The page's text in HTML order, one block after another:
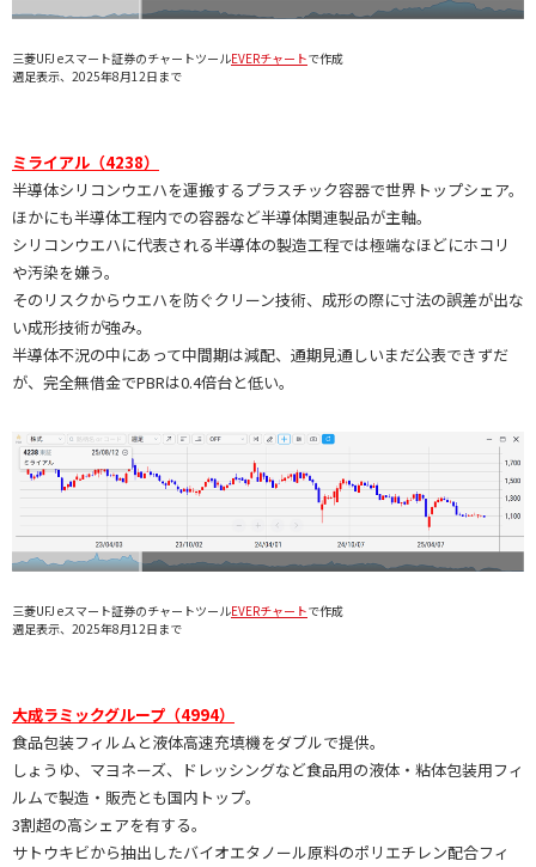
三菱UFJ eスマート証券のチャートツールEVERチャートで作成
週足表示、2025年8月12日まで
ミライアル（4238）
半導体シリコンウエハを運搬するプラスチック容器で世界トップシェア。
ほかにも半導体工程内での容器など半導体関連製品が主軸。
シリコンウエハに代表される半導体の製造工程では極端なほどにホコリ
や汚染を嫌う。
そのリスクからウエハを防ぐクリーン技術、成形の際に寸法の誤差が出な
い成形技術が強み。
半導体不況の中にあって中間期は減配、通期見通しいまだ公表できずだ
が、完全無借金でPBRは0.4倍台と低い。
三菱UFJ eスマート証券のチャートツールEVERチャートで作成
週足表示、2025年8月12日まで
大成ラミックグループ（4994）
食品包装フィルムと液体高速充填機をダブルで提供。
しょうゆ、マヨネーズ、ドレッシングなど食品用の液体・粘体包装用フィ
ルムで製造・販売とも国内トップ。
3割超の高シェアを有する。
サトウキビから抽出したバイオエタノール原料のポリエチレン配合フィ